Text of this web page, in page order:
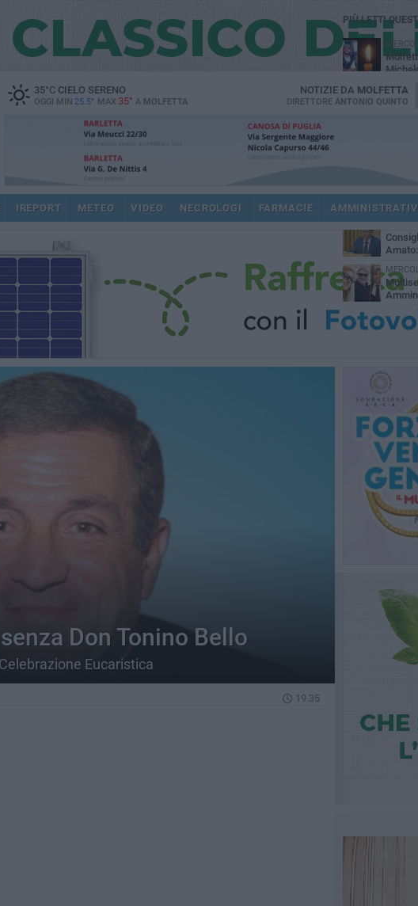
35°CCIELO SERENO
OGGI MIN 25.5° MAX 35° A MOLFETTA
NOTIZIE DA MOLFETTA
DIRETTORE ANTONIO QUINTO
IREPORT METEO VIDEO NECROLOGI FARMACIE
Don Tonino Bello
Eucaristica
19.35
PIÙ LETTI
pubblicato il
fatto rispettare